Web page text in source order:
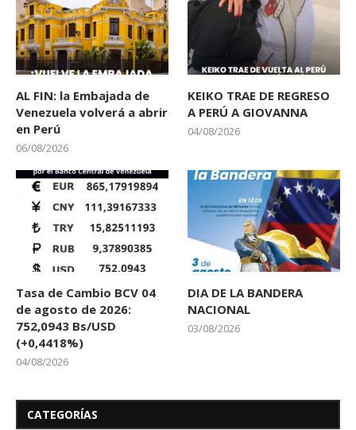
AL FIN: la Embajada de
Venezuela volverá a abrir
en Perú
06/08/2026
KEIKO TRAE DE REGRESO
A PERÚ A GIOVANNA
04/08/2026
Tasa de Cambio BCV 04
de agosto de 2026:
752,0943 Bs/USD
(+0,4418%)
04/08/2026
DIA DE LA BANDERA
NACIONAL
03/08/2026
CATEGORÍAS